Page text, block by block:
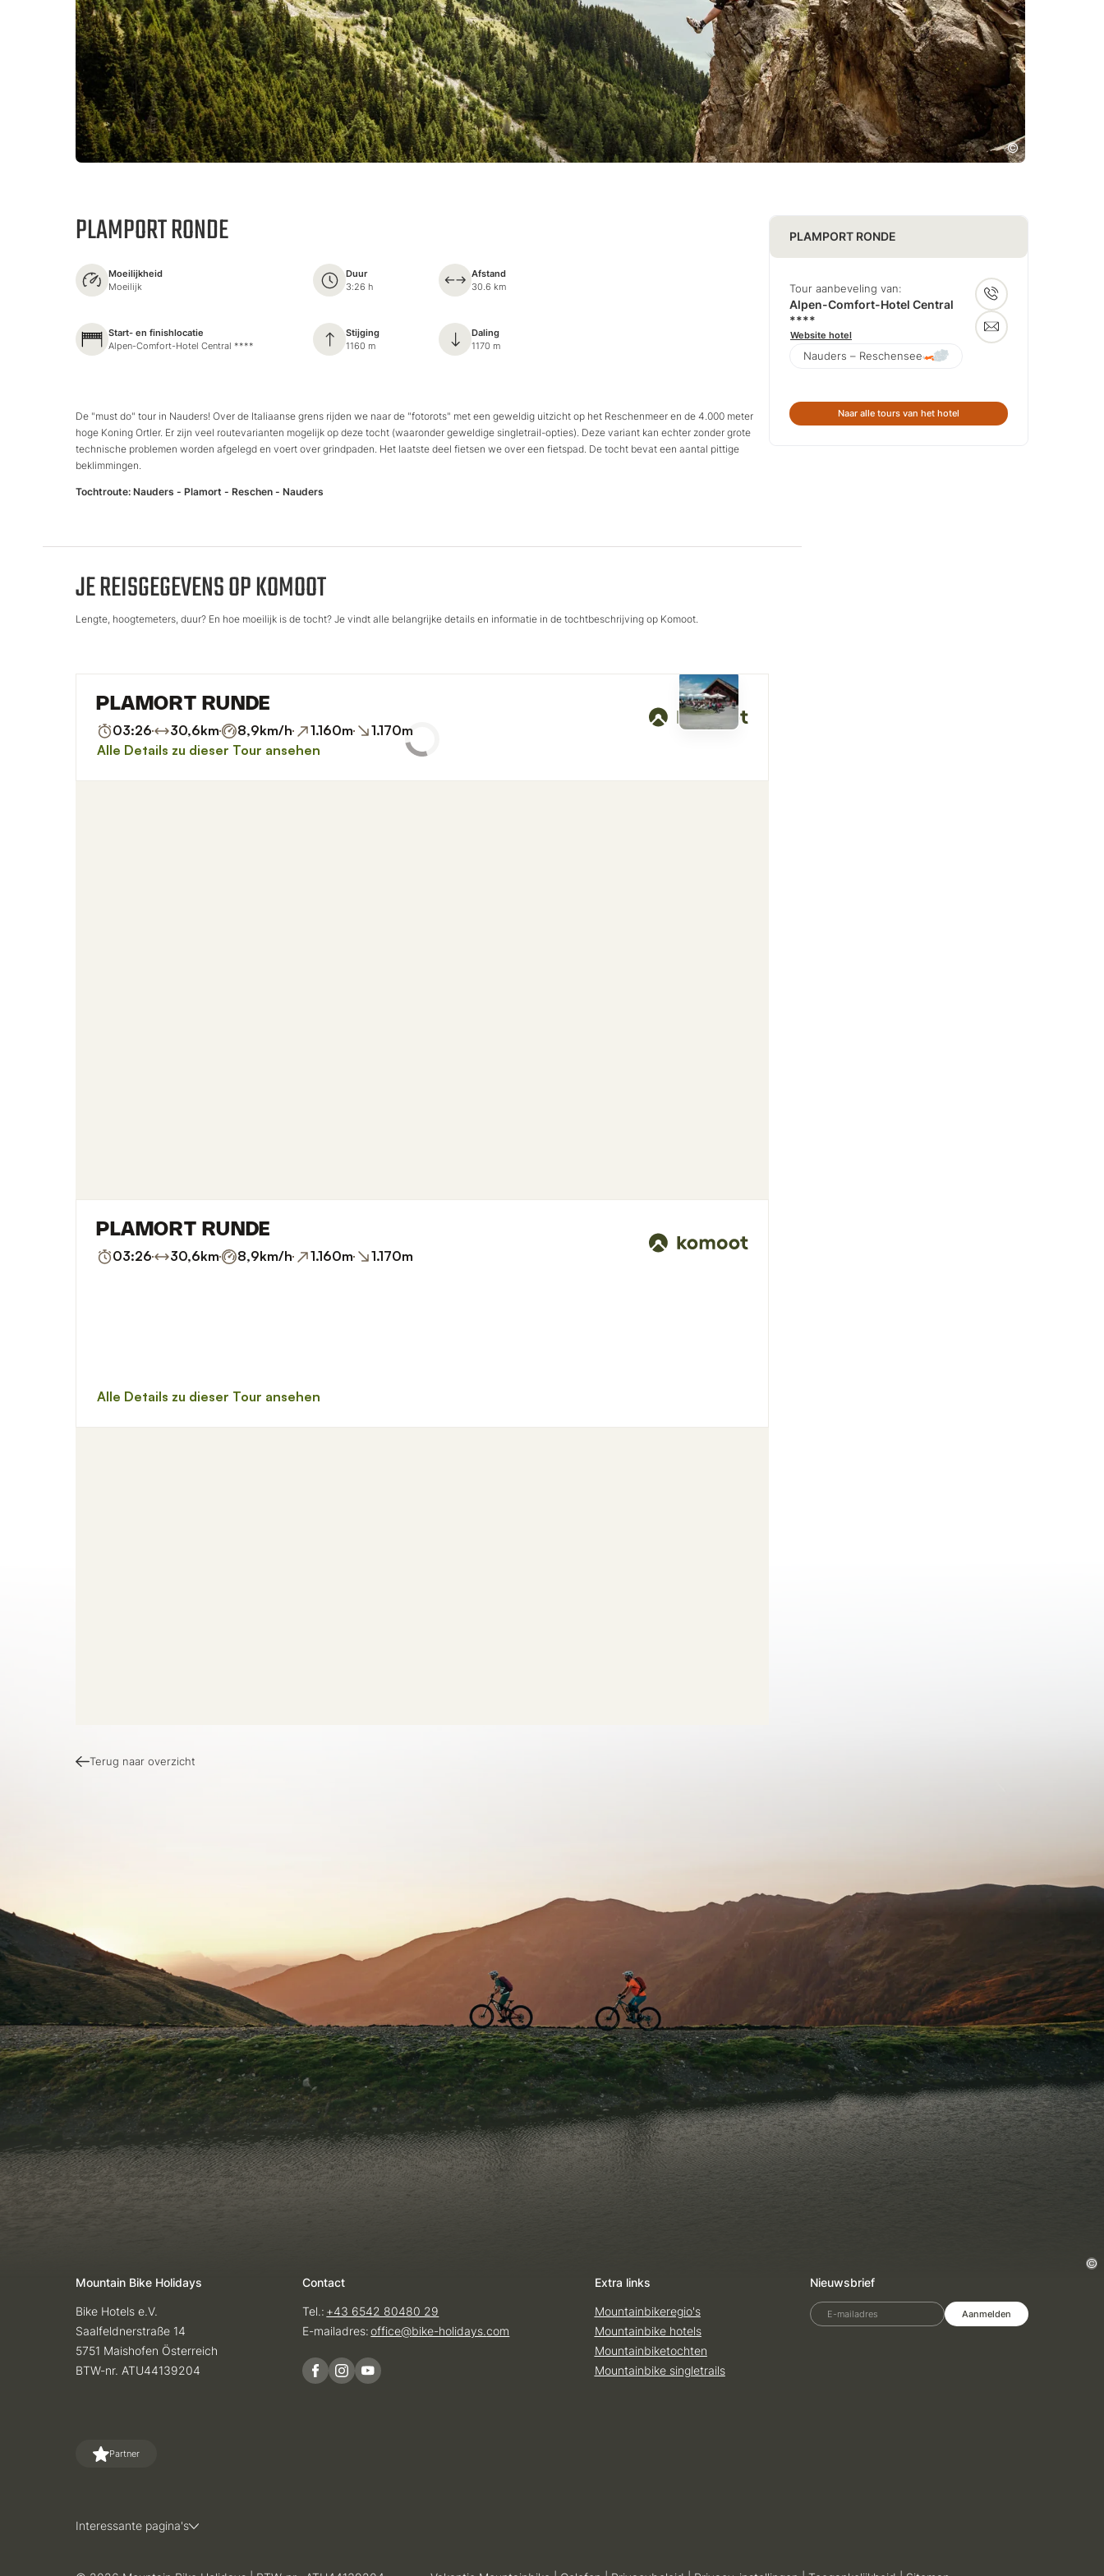
PLAMPORT RONDE
Moeilijkheid
Moeilijk
Duur
3:26 h
Afstand
30.6 km
Start- en finishlocatie
Alpen-Comfort-Hotel Central ****
Stijging
1160 m
Daling
1170 m
De "must do" tour in Nauders! Over de Italiaanse grens rijden we naar de "fotorots" met een geweldig uitzicht op het Reschenmeer en de 4.000 meter
hoge Koning Ortler. Er zijn veel routevarianten mogelijk op deze tocht (waaronder geweldige singletrail-opties). Deze variant kan echter zonder grote
technische problemen worden afgelegd en voert over grindpaden. Het laatste deel fietsen we over een fietspad. De tocht bevat een aantal pittige
beklimmingen.
Tochtroute: Nauders - Plamort - Reschen - Nauders
JE REISGEGEVENS OP KOMOOT
Lengte, hoogtemeters, duur? En hoe moeilijk is de tocht? Je vindt alle belangrijke details en informatie in de tochtbeschrijving op Komoot.
Terug naar overzicht
PLAMPORT RONDE
Tour aanbeveling van:
Alpen-Comfort-Hotel Central
****
Website hotel
Nauders – Reschensee
Naar alle tours van het hotel
Mountain Bike Holidays
Bike Hotels e.V.
Saalfeldnerstraße 14
5751 Maishofen Österreich
BTW-nr. ATU44139204
Contact
Tel.: +43 6542 80480 29
E-mailadres: office@bike-holidays.com
Extra links
Mountainbikeregio's
Mountainbike hotels
Mountainbiketochten
Mountainbike singletrails
Nieuwsbrief
E-mailadres Aanmelden
Partner
Interessante pagina's